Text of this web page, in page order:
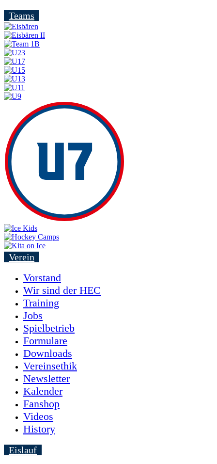
Teams
Verein
Vorstand
Wir sind der HEC
Training
Jobs
Spielbetrieb
Formulare
Downloads
Vereinsethik
Newsletter
Kalender
Fanshop
Videos
History
Eislauf